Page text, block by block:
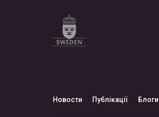
Новости Публікації Блоги